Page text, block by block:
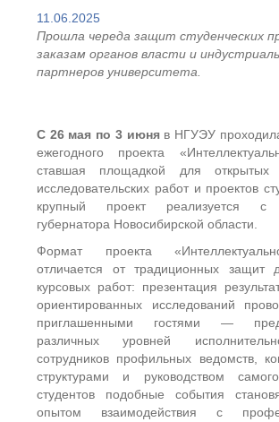
11.06.2025
Прошла череда защит студенческих
заказам органов власти и
партнеров университета.
С 26 мая по 3 июняв НГУЭУ
ежегодного проекта
ставшая площадкой для открытых
исследовательских работ и проектов
крупный проект реализуется с
губернатора Новосибирской области.
Формат проекта
отличается от традиционных защит
курсовых работ: презентация
ориентированных исследований
приглашенными гостями —
различных уровней
сотрудников профильных ведомств,
структурами и руководством
студентов подобные события
опытом взаимодействия с